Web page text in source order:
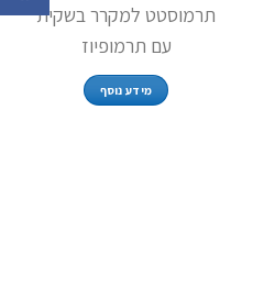
תרמוסטט למקרר בשקית
עם תרמופיוז
מידע נוסף